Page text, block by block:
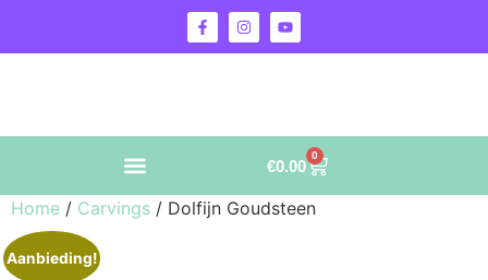
€0.00
0
Home / Carvings / Dolfijn Goudsteen
Aanbieding!